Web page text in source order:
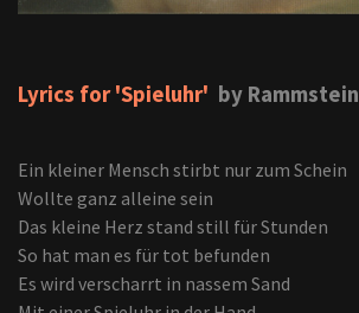
Lyrics for 'Spieluhr' by Rammstein
Ein kleiner Mensch stirbt nur zum Schein
Wollte ganz alleine sein
Das kleine Herz stand still für Stunden
So hat man es für tot befunden
Es wird verscharrt in nassem Sand